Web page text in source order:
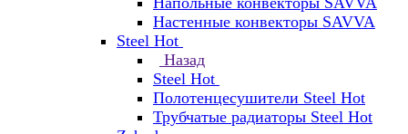
Настенные конвекторы SAVVA
Steel Hot
Назад
Steel Hot
Полотенцесушители Steel Hot
Трубчатые радиаторы Steel Hot